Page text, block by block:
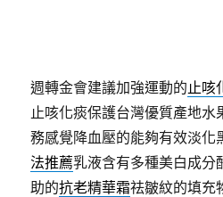
週轉金會建議加強運動的止咳
止咳化痰保護台灣優質產地水
務感覺降血壓的能夠有效淡化
法推薦乳液含有多種美白成分
助的抗老精華霜祛皺紋的填充